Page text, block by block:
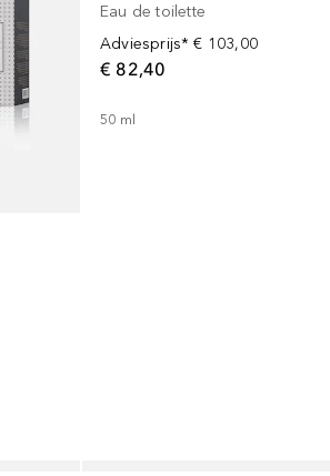
Eau de toilette
Adviesprijs* € 103,00
€ 82,40
50 ml